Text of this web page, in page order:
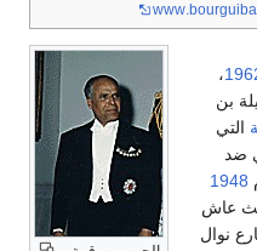
www.bourguiba
،
بن
التي
ضد
1948
عاش
نوال